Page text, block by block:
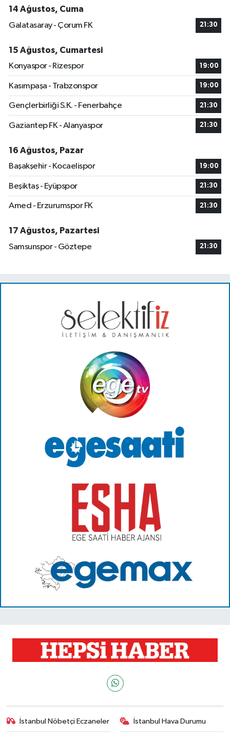
14 Ağustos, Cuma
Galatasaray - Çorum FK
21:30
15 Ağustos, Cumartesi
Konyaspor - Rizespor
19:00
Kasımpaşa - Trabzonspor 19:00
Gençlerbirliği S.K. - Fenerbahçe 21:30
Gaziantep FK - Alanyaspor 21:30
16 Ağustos, Pazar
Başakşehir - Kocaelispor
19:00
Beşiktaş - Eyüpspor 21:30
Amed - Erzurumspor FK 21:30
17 Ağustos, Pazartesi
Samsunspor - Göztepe
21:30
İstanbul Nöbetçi Eczaneler İstanbul Hava Durumu